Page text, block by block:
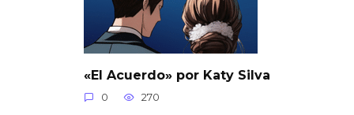
«El Acuerdo» por Katy Silva
0 270